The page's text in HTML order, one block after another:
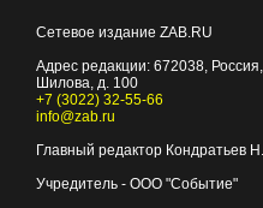
Сетевое издание ZAB.RU
Адрес редакции: 672038,
Шилова, д. 100
+7 (3022) 32-55-66
info@zab.ru
Главный редактор Кондратьев
Учредитель - ООО "Событие"